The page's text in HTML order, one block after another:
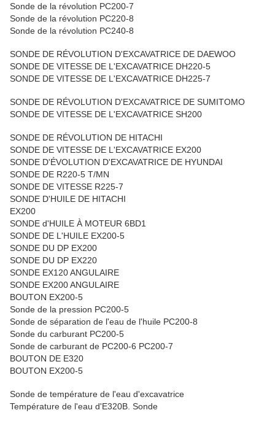
Sonde de la révolution PC200-7
Sonde de la révolution PC220-8
Sonde de la révolution PC240-8
SONDE DE RÉVOLUTION D'EXCAVATRICE DE DAEWOO
SONDE DE VITESSE DE L'EXCAVATRICE DH220-5
SONDE DE VITESSE DE L'EXCAVATRICE DH225-7
SONDE DE RÉVOLUTION D'EXCAVATRICE DE SUMITOMO
SONDE DE VITESSE DE L'EXCAVATRICE SH200
SONDE DE RÉVOLUTION DE HITACHI
SONDE DE VITESSE DE L'EXCAVATRICE EX200
SONDE D'ÉVOLUTION D'EXCAVATRICE DE HYUNDAI
SONDE DE R220-5 T/MN
SONDE DE VITESSE R225-7
SONDE D'HUILE DE HITACHI
EX200
SONDE d'HUILE À MOTEUR 6BD1
SONDE DE L'HUILE EX200-5
SONDE DU DP EX200
SONDE DU DP EX220
SONDE EX120 ANGULAIRE
SONDE EX200 ANGULAIRE
BOUTON EX200-5
Sonde de la pression PC200-5
Sonde de séparation de l'eau de l'huile PC200-8
Sonde du carburant PC200-5
Sonde de carburant de PC200-6 PC200-7
BOUTON DE E320
BOUTON EX200-5
Sonde de température de l'eau d'excavatrice
Température de l'eau d'E320B. Sonde